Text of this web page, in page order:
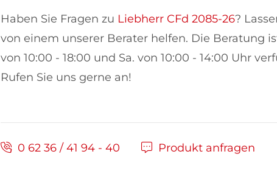
Haben Sie Fragen zu Liebherr CFd 2085-26?
von einem unserer Berater helfen. Die Beratung
von 10:00 - 18:00 und Sa. von 10:00 - 14:00 Uhr
Rufen Sie uns gerne an!
0 62 36 / 41 94 - 40 Produkt anfragen